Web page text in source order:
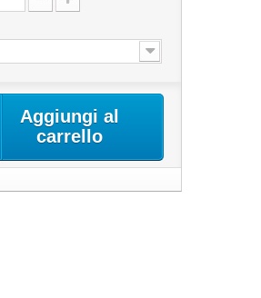
Aggiungi al
carrello